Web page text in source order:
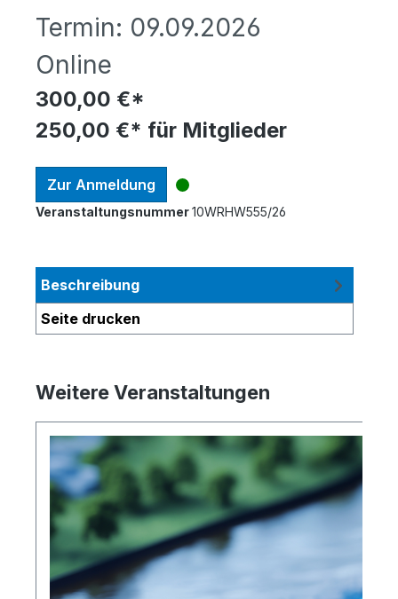
Termin: 09.09.2026
Online
300,00 €*
250,00 €* für Mitglieder
Zur Anmeldung
Veranstaltungsnummer10WRHW555/26
Beschreibung
Seite drucken
Weitere Veranstaltungen